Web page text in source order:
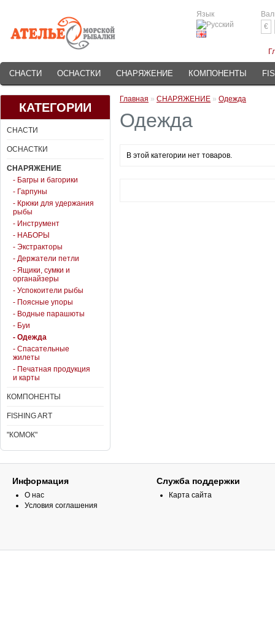
Язык
€
СНАСТИ ОСНАСТКИ СНАРЯЖЕНИЕ КОМПОНЕНТЫ
КАТЕГОРИИ
СНАСТИ
ОСНАСТКИ
СНАРЯЖЕНИЕ
- Багры и багорики
- Гарпуны
- Крюки для удержания
рыбы
- Инструмент
- НАБОРЫ
- Экстракторы
- Держатели петли
- Ящики, сумки и
органайзеры
- Успокоители рыбы
- Поясные упоры
- Водные парашюты
- Буи
- Одежда
- Спасательные
жилеты
- Печатная продукция
и карты
КОМПОНЕНТЫ
FISHING ART
"КОМОК"
Главная » СНАРЯЖЕНИЕ » Одежда
Одежда
В этой категории нет товаров.
Информация
О нас
Условия соглашения
Служба поддержки
Карта сайта